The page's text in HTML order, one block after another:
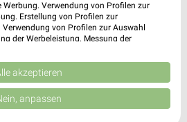
Angebote: 4 Prospekte
❯
- 20:00 Uhr | Geöffnet
Verwendung von Profilen zur
Erstellung von Profilen zur
von Profilen zur Auswahl
der Werbeleistung. Messung der
Quellen. Entwicklung und
reduzierter Daten zur Auswahl
Union weitergegeben und in die
akzeptieren
anpassen